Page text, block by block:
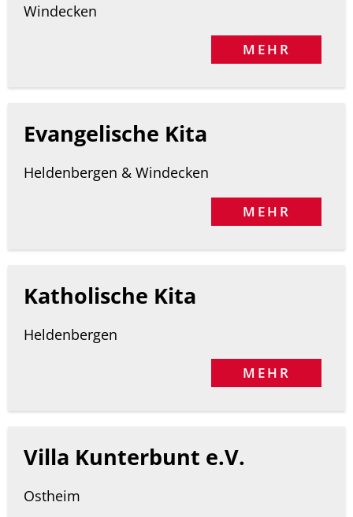
Windecken
MEHR
Evangelische Kita
Heldenbergen & Windecken
MEHR
Katholische Kita
Heldenbergen
MEHR
Villa Kunterbunt e.V.
Ostheim